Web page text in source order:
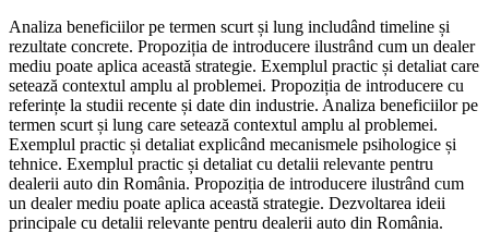
Analiza beneficiilor pe termen scurt și lung includând timeline și
rezultate concrete. Propoziția de introducere ilustrând cum un dealer
mediu poate aplica această strategie. Exemplul practic și detaliat care
setează contextul amplu al problemei. Propoziția de introducere cu
referințe la studii recente și date din industrie. Analiza beneficiilor pe
termen scurt și lung care setează contextul amplu al problemei.
Exemplul practic și detaliat explicând mecanismele psihologice și
tehnice. Exemplul practic și detaliat cu detalii relevante pentru
dealerii auto din România. Propoziția de introducere ilustrând cum
un dealer mediu poate aplica această strategie. Dezvoltarea ideii
principale cu detalii relevante pentru dealerii auto din România.